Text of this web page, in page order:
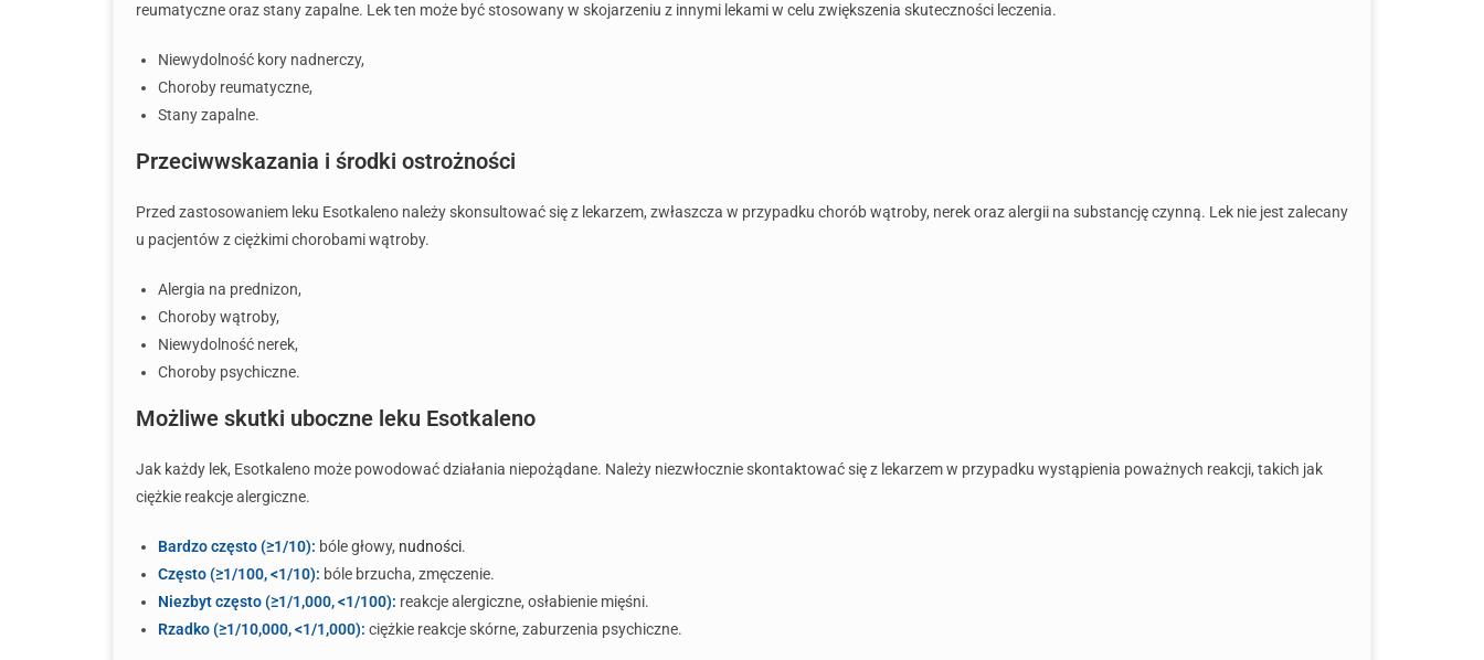
reumatyczne oraz stany zapalne. Lek ten może być stosowany w skojarzeniu z innymi lekami w celu zwiększenia skuteczności leczenia.
Niewydolność kory nadnerczy,
Choroby reumatyczne,
Stany zapalne.
Przeciwwskazania i środki ostrożności
Przed zastosowaniem leku Esotkaleno należy skonsultować się z lekarzem, zwłaszcza w przypadku chorób wątroby, nerek oraz alergii na substancję czynną. Lek nie jest zalecany
u pacjentów z ciężkimi chorobami wątroby.
Alergia na prednizon,
Choroby wątroby,
Niewydolność nerek,
Choroby psychiczne.
Możliwe skutki uboczne leku Esotkaleno
Jak każdy lek, Esotkaleno może powodować działania niepożądane. Należy niezwłocznie skontaktować się z lekarzem w przypadku wystąpienia poważnych reakcji, takich jak
ciężkie reakcje alergiczne.
Bardzo często (≥1/10): bóle głowy, nudności.
Często (≥1/100, <1/10): bóle brzucha, zmęczenie.
Niezbyt często (≥1/1,000, <1/100): reakcje alergiczne, osłabienie mięśni.
Rzadko (≥1/10,000, <1/1,000): ciężkie reakcje skórne, zaburzenia psychiczne.